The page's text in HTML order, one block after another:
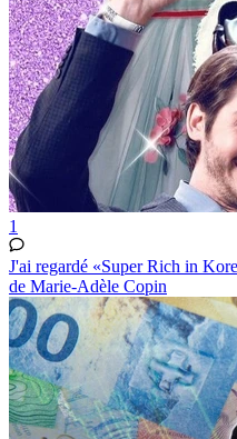
1
J'ai regardé «Super Rich in
de Marie-Adèle Copin